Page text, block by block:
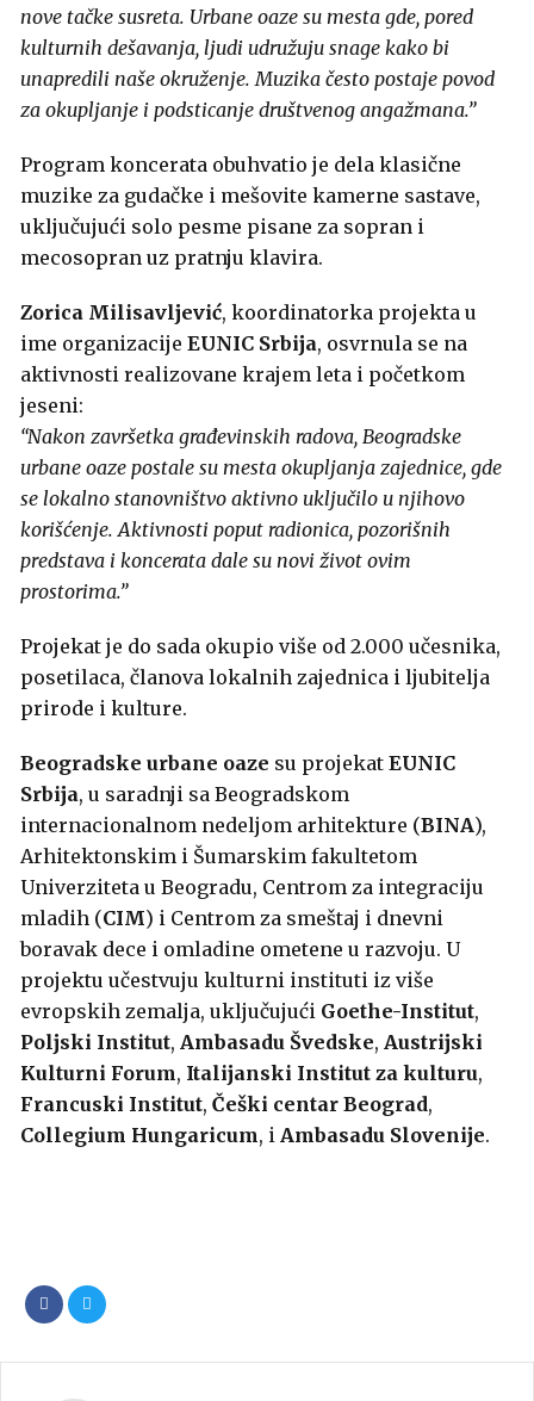
nove tačke susreta. Urbane oaze su mesta gde, pored
kulturnih dešavanja, ljudi udružuju snage kako bi
unapredili naše okruženje. Muzika često postaje povod
za okupljanje i podsticanje društvenog angažmana.”
Program koncerata obuhvatio je dela klasične
muzike za gudačke i mešovite kamerne sastave,
uključujući solo pesme pisane za sopran i
mecosopran uz pratnju klavira.
Zorica Milisavljević, koordinatorka projekta u
ime organizacije EUNIC Srbija, osvrnula se na
aktivnosti realizovane krajem leta i početkom
jeseni:
“Nakon završetka građevinskih radova, Beogradske
urbane oaze postale su mesta okupljanja zajednice, gde
se lokalno stanovništvo aktivno uključilo u njihovo
korišćenje. Aktivnosti poput radionica, pozorišnih
predstava i koncerata dale su novi život ovim
prostorima.”
Projekat je do sada okupio više od 2.000 učesnika,
posetilaca, članova lokalnih zajednica i ljubitelja
prirode i kulture.
Beogradske urbane oaze su projekat EUNIC
Srbija, u saradnji sa Beogradskom
internacionalnom nedeljom arhitekture (BINA),
Arhitektonskim i Šumarskim fakultetom
Univerziteta u Beogradu, Centrom za integraciju
mladih (CIM) i Centrom za smeštaj i dnevni
boravak dece i omladine ometene u razvoju. U
projektu učestvuju kulturni instituti iz više
evropskih zemalja, uključujući Goethe-Institut,
Poljski Institut, Ambasadu Švedske, Austrijski
Kulturni Forum, Italijanski Institut za kulturu,
Francuski Institut, Češki centar Beograd,
Collegium Hungaricum, i Ambasadu Slovenije.